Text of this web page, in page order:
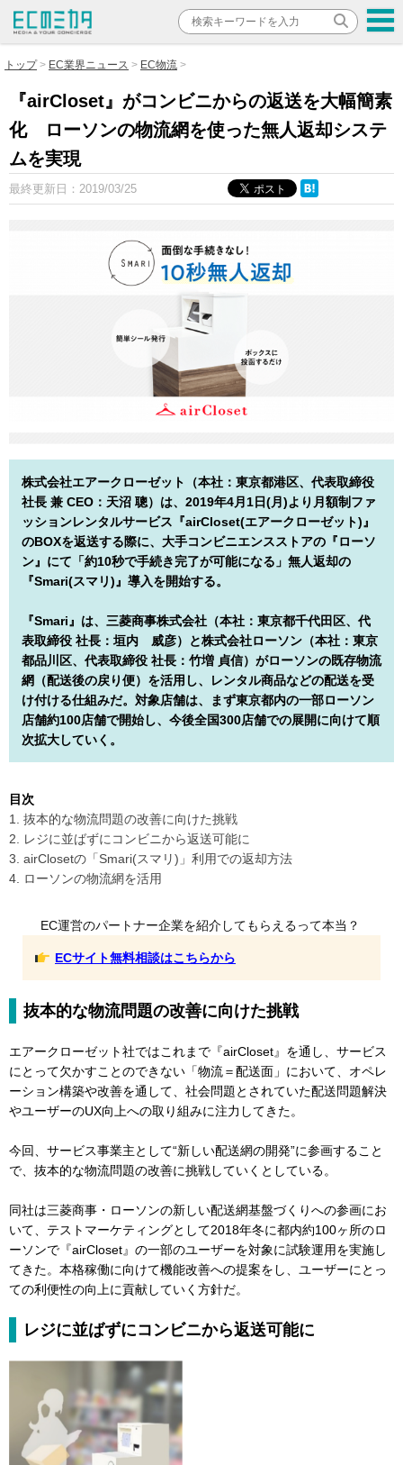
トップ EC業界ニュース EC物流
『airCloset』がコンビニからの返送を大幅簡素
化 ローソンの物流網を使った無人返却システ
ムを実現
最終更新日： 2019/03/25
株式会社エアークローゼット（本社：東京都港区、代表取締役
社長 兼 CEO：天沼 聰）は、2019年4月1日(月)より月額制ファ
ッションレンタルサービス『airCloset(エアークローゼット)』
のBOXを返送する際に、大手コンビニエンスストアの『ローソ
ン』にて「約10秒で手続き完了が可能になる」無人返却の
『Smari(スマリ)』導入を開始する。
『Smari』は、三菱商事株式会社（本社：東京都千代田区、代
表取締役 社長：垣内 威彦）と株式会社ローソン（本社：東京
都品川区、代表取締役 社長：竹増 貞信）がローソンの既存物流
網（配送後の戻り便）を活用し、レンタル商品などの配送を受
け付ける仕組みだ。対象店舗は、まず東京都内の一部ローソン
店舗約100店舗で開始し、今後全国300店舗での展開に向けて順
次拡大していく。
目次
1. 抜本的な物流問題の改善に向けた挑戦
2. レジに並ばずにコンビニから返送可能に
3. airClosetの「Smari(スマリ)」利用での返却方法
4. ローソンの物流網を活用
EC運営のパートナー企業を紹介してもらえるって本当？
ECサイト無料相談はこちらから
抜本的な物流問題の改善に向けた挑戦
エアークローゼット社ではこれまで『airCloset』を通し、サービス
にとって欠かすことのできない「物流＝配送面」において、オペレ
ーション構築や改善を通して、社会問題とされていた配送問題解決
やユーザーのUX向上への取り組みに注力してきた。
今回、サービス事業主として“新しい配送網の開発”に参画すること
で、抜本的な物流問題の改善に挑戦していくとしている。
同社は三菱商事・ローソンの新しい配送網基盤づくりへの参画にお
いて、テストマーケティングとして2018年冬に都内約100ヶ所のロ
ーソンで『airCloset』の一部のユーザーを対象に試験運用を実施し
てきた。本格稼働に向けて機能改善への提案をし、ユーザーにとっ
ての利便性の向上に貢献していく方針だ。
レジに並ばずにコンビニから返送可能に